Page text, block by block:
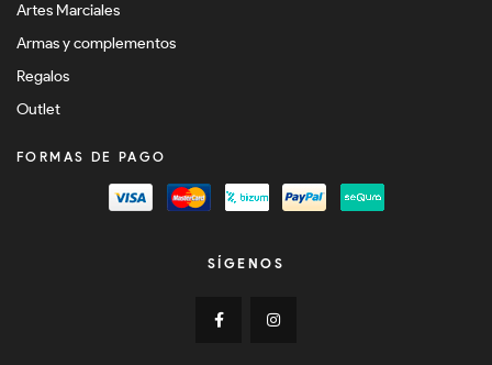
Artes Marciales
Armas y complementos
Regalos
Outlet
FORMAS DE PAGO
SÍGENOS